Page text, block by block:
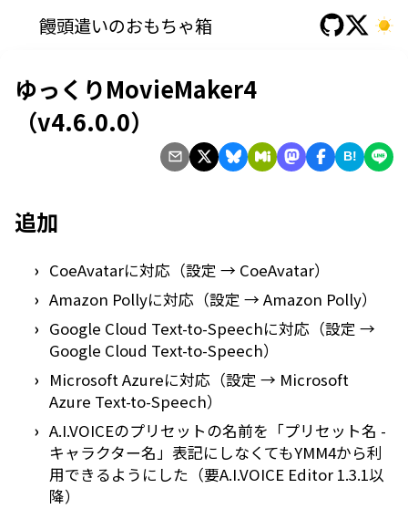
饅頭遣いのおもちゃ箱
ゆっくりMovieMaker4
（v4.6.0.0）
B!
追加
CoeAvatarに対応（設定 → CoeAvatar）
Amazon Pollyに対応（設定 → Amazon Polly）
Google Cloud Text-to-Speechに対応（設定 →
Google Cloud Text-to-Speech）
Microsoft Azureに対応（設定 → Microsoft
Azure Text-to-Speech）
A.I.VOICEのプリセットの名前を「プリセット名 -
キャラクター名」表記にしなくてもYMM4から利
用できるようにした（要A.I.VOICE Editor 1.3.1以
降）